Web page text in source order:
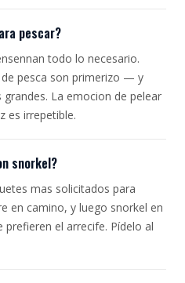
pescar?
todo lo necesario.
pesca son primerizo — y
La emocion de pelear
es irrepetible.
snorkel?
mas solicitados para
en camino, y luego snorkel en
prefieren el arrecife. Pídelo al